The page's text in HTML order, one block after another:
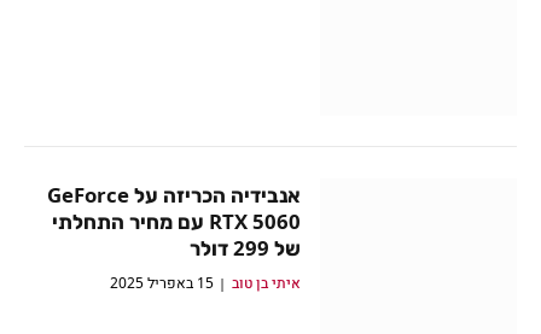
אנבידיה הכריזה על GeForce
RTX 5060 עם מחיר התחלתי
של 299 דולר
איתי בן טוב 15 באפריל 2025